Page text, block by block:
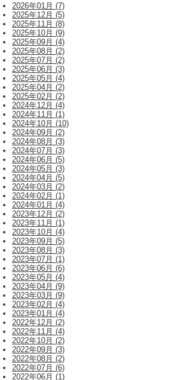
2026年01月 (7)
2025年12月 (5)
2025年11月 (8)
2025年10月 (9)
2025年09月 (4)
2025年08月 (2)
2025年07月 (2)
2025年06月 (3)
2025年05月 (4)
2025年04月 (2)
2025年02月 (2)
2024年12月 (4)
2024年11月 (1)
2024年10月 (10)
2024年09月 (2)
2024年08月 (3)
2024年07月 (3)
2024年06月 (5)
2024年05月 (3)
2024年04月 (5)
2024年03月 (2)
2024年02月 (1)
2024年01月 (4)
2023年12月 (2)
2023年11月 (1)
2023年10月 (4)
2023年09月 (5)
2023年08月 (3)
2023年07月 (1)
2023年06月 (6)
2023年05月 (4)
2023年04月 (9)
2023年03月 (9)
2023年02月 (4)
2023年01月 (4)
2022年12月 (2)
2022年11月 (4)
2022年10月 (2)
2022年09月 (3)
2022年08月 (2)
2022年07月 (6)
2022年06月 (1)